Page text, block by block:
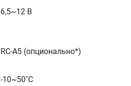
6,5~12 В
RC-A5 (опционально*)
-10~50˚C